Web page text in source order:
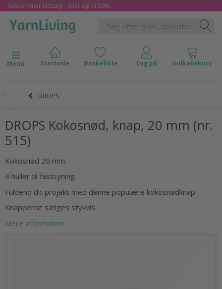
Sensommer Udsalg - Spar op til 50%
Skifte navigation
Menu
DROPS
DROPS Kokosnød, knap, 20 mm (nr.
515)
Kokosnød 20 mm.
4 huller til fastsyning.
Fuldend dit projekt med denne populære kokosnødknap.
Knapperne sælges stykvis.
Mere information